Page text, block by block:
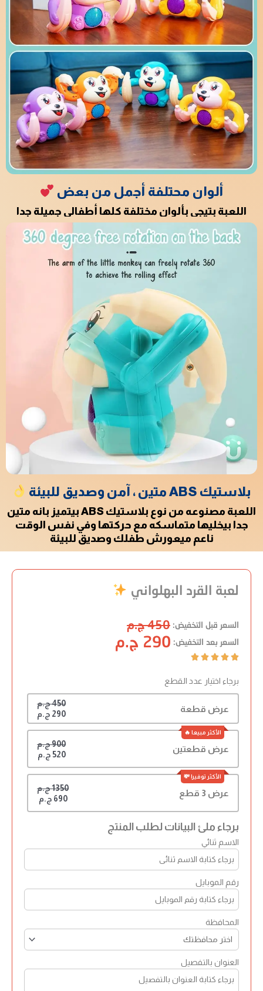
ألوان محتلفة أجمل من بعض
اللعبة بتيجي بألوان مختلفة كلها أطفالي جميلة جدا
بلاستيك ABS متين ، آمن وصديق للبيئة
اللعبة مصنوعه من نوع بلاستيك ABS بيتميز بانه متين
جدا بيخليها متماسكه مع حركتها وفي نفس الوقت
ناعم ميعورش طفلك وصديق للبيئة
لعبة القرد البهلواني
السعر قبل التخفيض: 450 ج.م
السعر بعد التخفيض: 290 ج.م





برجاء اختيار عدد القطع
عرض قطعة
450 ج.م
290 ج.م
عرض قطعتين
900 ج.م
520 ج.م
عرض 3 قطع
1350 ج.م
690 ج.م
برجاء ملئ البيانات لطلب المنتج
الاسم ثنائي
رقم الموبايل
المحافظة
العنوان بالتفصيل